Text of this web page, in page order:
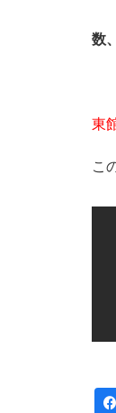
数
東
こ